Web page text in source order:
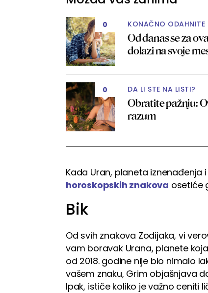
0 KONAČNO ODAHNITE
Od danas se za
dolazi na svoje
0 DA LI STE NA LISTI?
Obratite pažnju:
razum
Kada Uran, planeta iznenađenja
horoskopskih znakova osetiće
Bik
Od svih znakova Zodijaka, vi
vam boravak Urana, planete
od 2018. godine nije bio nimalo
vašem znaku, Grim objašnjava
Ipak, ističe koliko je važno ceniti